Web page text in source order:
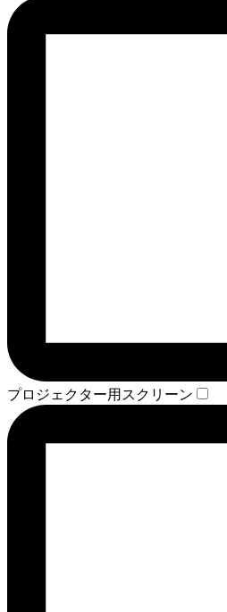
プロジェクター用スクリーン